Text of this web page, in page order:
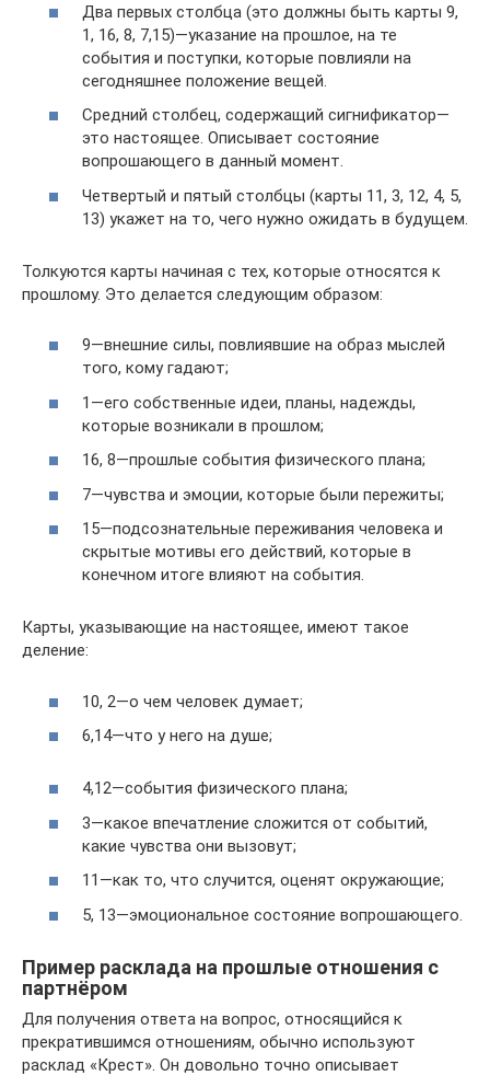
Два первых столбца (это должны быть карты 9,
1, 16, 8, 7,15)—указание на прошлое, на те
события и поступки, которые повлияли на
сегодняшнее положение вещей.
Средний столбец, содержащий сигнификатор—
это настоящее. Описывает состояние
вопрошающего в данный момент.
Четвертый и пятый столбцы (карты 11, 3, 12, 4, 5,
13) укажет на то, чего нужно ожидать в будущем.
Толкуются карты начиная с тех, которые относятся к
прошлому. Это делается следующим образом:
9—внешние силы, повлиявшие на образ мыслей
того, кому гадают;
1—его собственные идеи, планы, надежды,
которые возникали в прошлом;
16, 8—прошлые события физического плана;
7—чувства и эмоции, которые были пережиты;
15—подсознательные переживания человека и
скрытые мотивы его действий, которые в
конечном итоге влияют на события.
Карты, указывающие на настоящее, имеют такое
деление:
10, 2—о чем человек думает;
6,14—что у него на душе;
4,12—события физического плана;
3—какое впечатление сложится от событий,
какие чувства они вызовут;
11—как то, что случится, оценят окружающие;
5, 13—эмоциональное состояние вопрошающего.
Пример расклада на прошлые отношения с
партнёром
Для получения ответа на вопрос, относящийся к
прекратившимся отношениям, обычно используют
расклад «Крест». Он довольно точно описывает